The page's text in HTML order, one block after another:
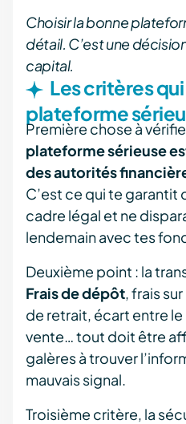
Choisir la bonne
détail. C’est une
capital.
Les critères
plateforme
Première chose à
plateforme sérieuse
des autorités
C’est ce qui te garantit
cadre légal et ne
lendemain avec tes
Deuxième point : la
Frais de dépôt, frais
de retrait, écart entre le
vente… tout doit être
galères à trouver
mauvais signal.
Troisième critère, la